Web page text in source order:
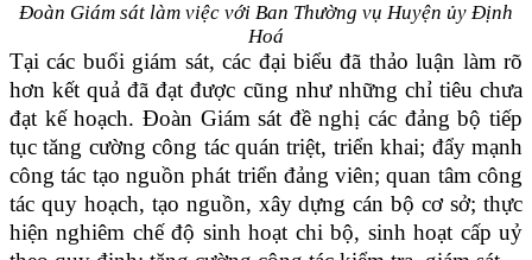
Đoàn Giám sát làm việc với Ban Thường vụ Huyện ủy Định
Hoá
Tại các buổi giám sát, các đại biểu đã thảo luận làm rõ
hơn kết quả đã đạt được cũng như những chỉ tiêu chưa
đạt kế hoạch. Đoàn Giám sát đề nghị các đảng bộ tiếp
tục tăng cường công tác quán triệt, triển khai; đẩy mạnh
công tác tạo nguồn phát triển đảng viên; quan tâm công
tác quy hoạch, tạo nguồn, xây dựng cán bộ cơ sở; thực
hiện nghiêm chế độ sinh hoạt chi bộ, sinh hoạt cấp uỷ